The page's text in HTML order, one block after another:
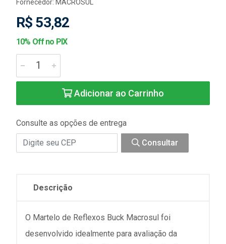
Fornecedor: MACROSUL
R$ 53,82
10% Off no PIX
Adicionar ao Carrinho
Consulte as opções de entrega
Consultar
Descrição
O Martelo de Reflexos Buck Macrosul foi
desenvolvido idealmente para avaliação da